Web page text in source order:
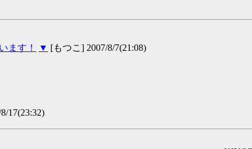
ます！ ▼ [もつこ] 2007/8/7(21:08)
17(23:32)